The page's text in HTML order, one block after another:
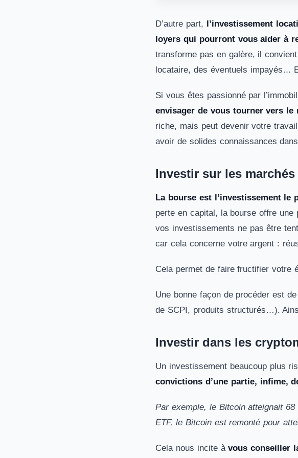
D’autre part, l’investissement
loyers qui pourront vous aider à
transforme pas en galère, il
locataire, des éventuels impayés…
Si vous êtes passionné par
envisager de vous tourner vers le
riche, mais peut devenir votre
avoir de solides connaissances
Investir sur les
La bourse est l’investissement
perte en capital, la bourse offre
vos investissements ne pas être
car cela concerne votre argent :
Cela permet de faire fructifier votre
Une bonne façon de procéder est
de SCPI, produits structurés…).
Investir dans les
Un investissement beaucoup plus
convictions d’une partie, infime,
Par exemple, le Bitcoin atteignait 68
ETF, le Bitcoin est remonté pour
Cela nous incite àvous conseiller